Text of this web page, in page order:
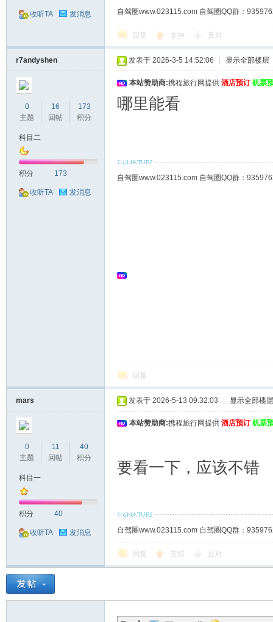
收听TA 发消息 自驾圈www.023115.com 自驾圈QQ群：
回复 支持 反对
r7andyshen
0
主题
16
回帖
173
积分
科目二
积分 173
收听TA 发消息
发表于 2026-3-5 14:52:06 显示全部楼层
本站赞助商:携程旅行网提供 酒店预订 机票
哪里能看
自驾圈www.023115.com 自驾圈QQ群：
回复
mars
0
主题
11
回帖
40
积分
科目一
积分 40
收听TA 发消息
发表于 2026-5-13 09:32:03 显示全部楼层
本站赞助商:携程旅行网提供 酒店预订 机票
要看一下，应该不错
自驾圈www.023115.com 自驾圈QQ群：
回复 支持 反对